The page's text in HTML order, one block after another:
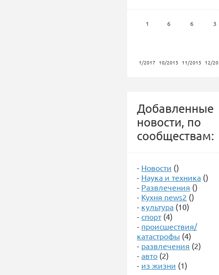
1
1/2017
6
10/2015
6
11/2015
3
12/
Добавленные
новости, по
сообществам:
- Новости ()
- Наука и техника ()
- Развлечения ()
- Кухня news2 ()
- культура (10)
- спорт(4)
- происшествия/
катастрофы (4)
- развлечения (2)
- авто (2)
- из жизни (1)